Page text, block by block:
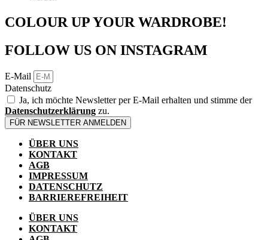
COLOUR UP YOUR WARDROBE!
FOLLOW US ON INSTAGRAM
E-Mail
Datenschutz
Ja, ich möchte Newsletter per E-Mail erhalten und stimme der
Datenschutzerklärung zu.
FÜR NEWSLETTER ANMELDEN
ÜBER UNS
KONTAKT
AGB
IMPRESSUM
DATENSCHUTZ
BARRIEREFREIHEIT
ÜBER UNS
KONTAKT